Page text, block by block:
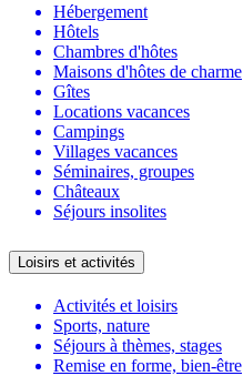
Hébergement
Hôtels
Chambres d'hôtes
Maisons d'hôtes de charme
Gîtes
Locations vacances
Campings
Villages vacances
Séminaires, groupes
Châteaux
Séjours insolites
Loisirs et activités
Activités et loisirs
Sports, nature
Séjours à thèmes, stages
Remise en forme, bien-être